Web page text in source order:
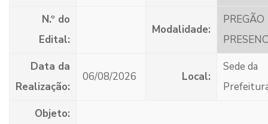
N.º do
Edital:
Modalidade:
PREGÃO
Data da
Realização:
06/08/2026 Local:
Sede da
Objeto: